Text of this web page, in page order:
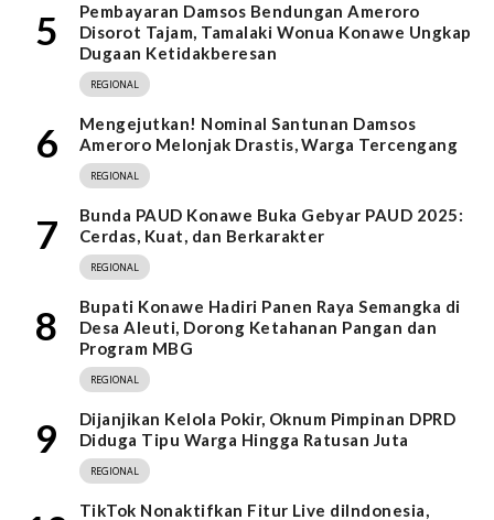
5
Pembayaran Damsos Bendungan Ameroro
Disorot Tajam, Tamalaki Wonua Konawe Ungkap
Dugaan Ketidakberesan
REGIONAL
6
Mengejutkan! Nominal Santunan Damsos
Ameroro Melonjak Drastis, Warga Tercengang
REGIONAL
7
Bunda PAUD Konawe Buka Gebyar PAUD 2025:
Cerdas, Kuat, dan Berkarakter
REGIONAL
8
Bupati Konawe Hadiri Panen Raya Semangka di
Desa Aleuti, Dorong Ketahanan Pangan dan
Program MBG
REGIONAL
9
Dijanjikan Kelola Pokir, Oknum Pimpinan DPRD
Diduga Tipu Warga Hingga Ratusan Juta
REGIONAL
TikTok Nonaktifkan Fitur Live diIndonesia,